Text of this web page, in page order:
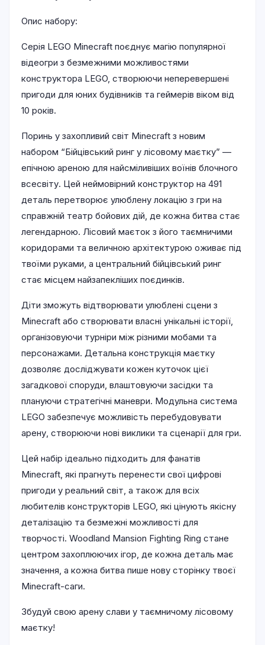
Опис набору:
Серія LEGO Minecraft поєднує магію популярної
відеогри з безмежними можливостями
конструктора LEGO, створюючи неперевершені
пригоди для юних будівників та геймерів віком від
10 років.
Поринь у захопливий світ Minecraft з новим
набором “Бійцівський ринг у лісовому маєтку” —
епічною ареною для найсміливіших воїнів блочного
всесвіту. Цей неймовірний конструктор на 491
деталь перетворює улюблену локацію з гри на
справжній театр бойових дій, де кожна битва стає
легендарною. Лісовий маєток з його таємничими
коридорами та величною архітектурою оживає під
твоїми руками, а центральний бійцівський ринг
стає місцем найзапекліших поєдинків.
Діти зможуть відтворювати улюблені сцени з
Minecraft або створювати власні унікальні історії,
організовуючи турніри між різними мобами та
персонажами. Детальна конструкція маєтку
дозволяє досліджувати кожен куточок цієї
загадкової споруди, влаштовуючи засідки та
плануючи стратегічні маневри. Модульна система
LEGO забезпечує можливість перебудовувати
арену, створюючи нові виклики та сценарії для гри.
Цей набір ідеально підходить для фанатів
Minecraft, які прагнуть перенести свої цифрові
пригоди у реальний світ, а також для всіх
любителів конструкторів LEGO, які цінують якісну
деталізацію та безмежні можливості для
творчості. Woodland Mansion Fighting Ring стане
центром захоплюючих ігор, де кожна деталь має
значення, а кожна битва пише нову сторінку твоєї
Minecraft-саги.
Збудуй свою арену слави у таємничому лісовому
маєтку!